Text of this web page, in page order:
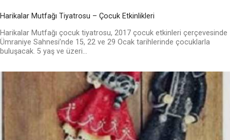
Harikalar Mutfağı Tiyatrosu – Çocuk Etkinlikleri
Harikalar Mutfağı çocuk tiyatrosu, 2017 çocuk etkinleri çerçevesinde
Ümraniye Sahnesi’nde 15, 22 ve 29 Ocak tarihlerinde çocuklarla
buluşacak. 5 yaş ve üzeri...